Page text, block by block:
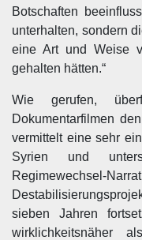
Botschaften
unterhalten, sondern
eine Art und Weise
gehalten hätten.“
Wie gerufen,
Dokumentarfilmen
vermittelt eine sehr
Syrien und
Regimewechsel-
sieben Jahren
wirklichkeitsnäher